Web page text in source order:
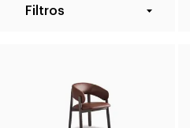
Filtros